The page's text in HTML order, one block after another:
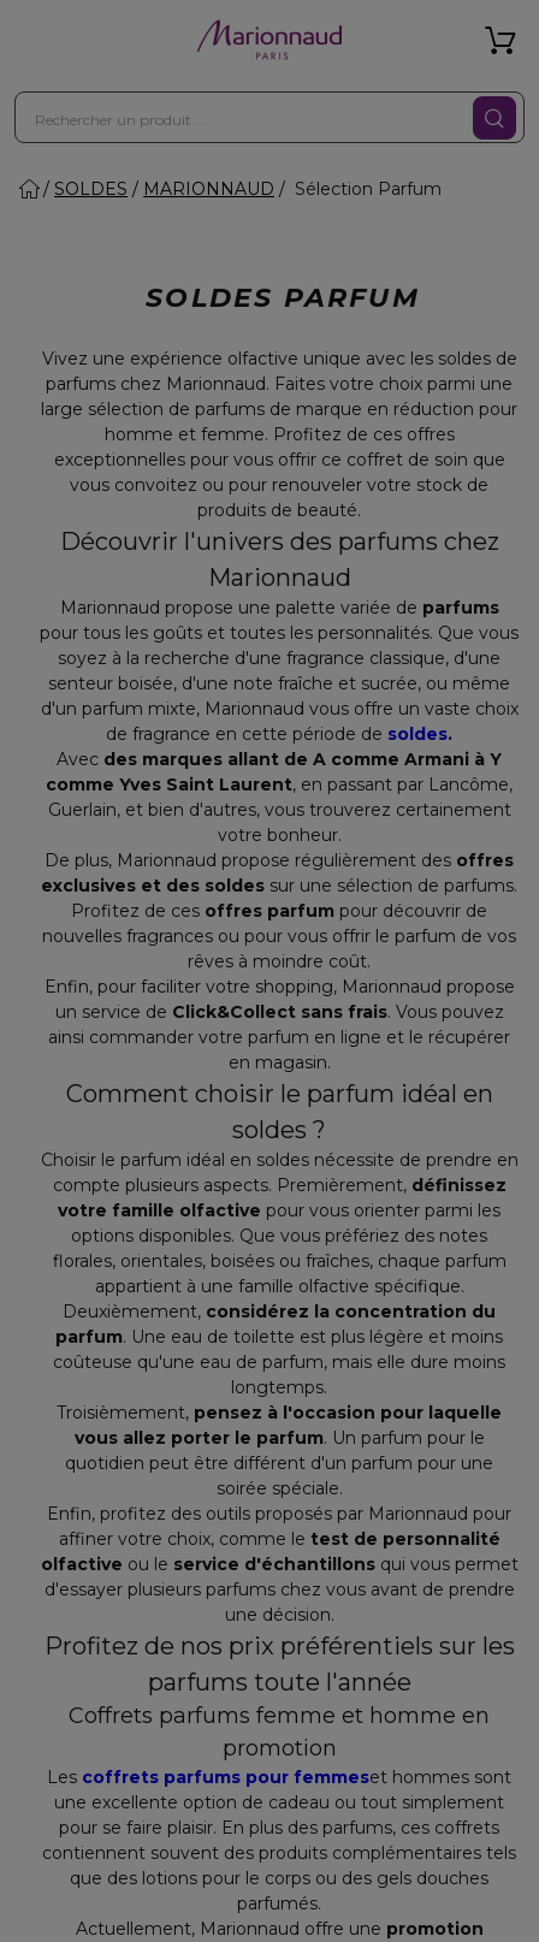
SOLDES MARIONNAUD Sélection Parfum
SOLDES PARFUM
Vivez une expérience olfactive unique avec les soldes de
parfums chez Marionnaud. Faites votre choix parmi une
large sélection de parfums de marque en réduction pour
homme et femme. Profitez de ces offres
exceptionnelles pour vous offrir ce coffret de soin que
vous convoitez ou pour renouveler votre stock de
produits de beauté.
Découvrir l'univers des parfums chez
Marionnaud
Marionnaud propose une palette variée de parfums
pour tous les goûts et toutes les personnalités. Que vous
soyez à la recherche d'une fragrance classique, d'une
senteur boisée, d'une note fraîche et sucrée, ou même
d'un parfum mixte, Marionnaud vous offre un vaste choix
de fragrance en cette période de soldes.
Avec des marques allant de A comme Armani à Y
comme Yves Saint Laurent, en passant par Lancôme,
Guerlain, et bien d'autres, vous trouverez certainement
votre bonheur.
De plus, Marionnaud propose régulièrement des offres
exclusives et des soldes sur une sélection de parfums.
Profitez de ces offres parfum pour découvrir de
nouvelles fragrances ou pour vous offrir le parfum de vos
rêves à moindre coût.
Enfin, pour faciliter votre shopping, Marionnaud propose
un service de Click&Collect sans frais. Vous pouvez
ainsi commander votre parfum en ligne et le récupérer
en magasin.
Comment choisir le parfum idéal en
soldes ?
Choisir le parfum idéal en soldes nécessite de prendre en
compte plusieurs aspects. Premièrement, définissez
votre famille olfactive pour vous orienter parmi les
options disponibles. Que vous préfériez des notes
florales, orientales, boisées ou fraîches, chaque parfum
appartient à une famille olfactive spécifique.
Deuxièmement, considérez la concentration du
parfum. Une eau de toilette est plus légère et moins
coûteuse qu'une eau de parfum, mais elle dure moins
longtemps.
Troisièmement, pensez à l'occasion pour laquelle
vous allez porter le parfum. Un parfum pour le
quotidien peut être différent d'un parfum pour une
soirée spéciale.
Enfin, profitez des outils proposés par Marionnaud pour
affiner votre choix, comme le test de personnalité
olfactive ou le service d'échantillonsqui vous permet
d'essayer plusieurs parfums chez vous avant de prendre
une décision.
Profitez de nos prix préférentiels sur les
parfums toute l'année
Coffrets parfums femme et homme en
promotion
Les coffrets parfums pour femmeset hommes sont
une excellente option de cadeau ou tout simplement
pour se faire plaisir. En plus des parfums, ces coffrets
contiennent souvent des produits complémentaires tels
que des lotions pour le corps ou des gels douches
parfumés.
Actuellement, Marionnaud offre une promotion